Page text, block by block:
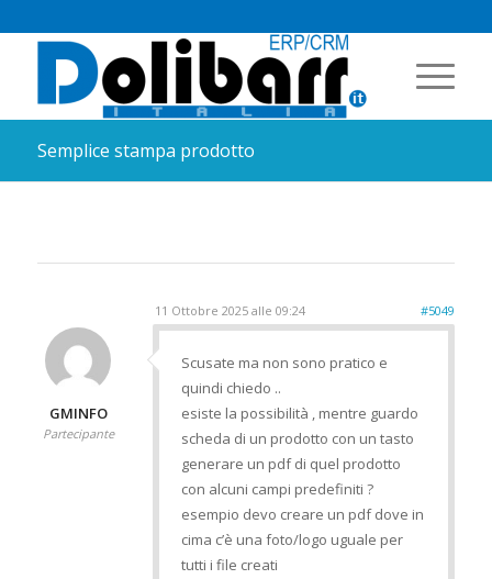
Semplice stampa prodotto
11 Ottobre 2025 alle 09:24 #5049
GMINFO
Partecipante
Scusate ma non sono pratico e
quindi chiedo ..
esiste la possibilità , mentre guardo
scheda di un prodotto con un tasto
generare un pdf di quel prodotto
con alcuni campi predefiniti ?
esempio devo creare un pdf dove in
cima c’è una foto/logo uguale per
tutti i file creati